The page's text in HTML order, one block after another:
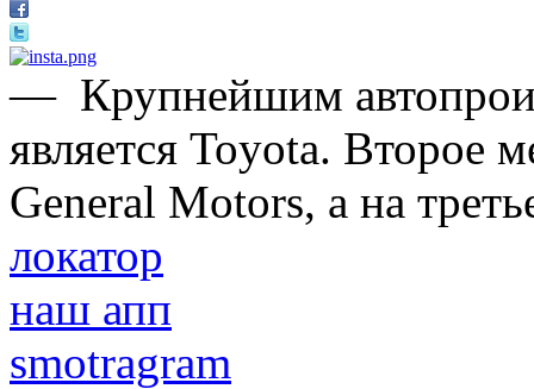
— Крупнейшим
является Toyota. Второе
General Motors, а на
локатор
наш апп
smotragram